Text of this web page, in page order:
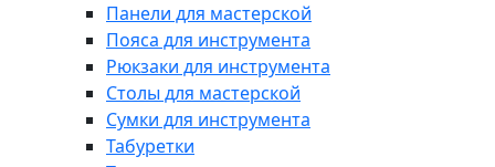
Панели для мастерской
Пояса для инструмента
Рюкзаки для инструмента
Столы для мастерской
Сумки для инструмента
Табуретки